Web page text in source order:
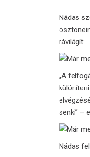
Nádas
rávilágít:
„A
senki” –
Nádas